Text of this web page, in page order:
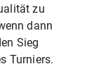
zu
dann
Sieg
Turniers.